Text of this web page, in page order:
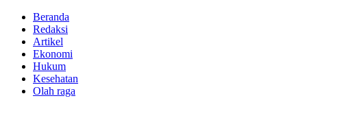
Beranda
Redaksi
Artikel
Ekonomi
Hukum
Kesehatan
Olah raga